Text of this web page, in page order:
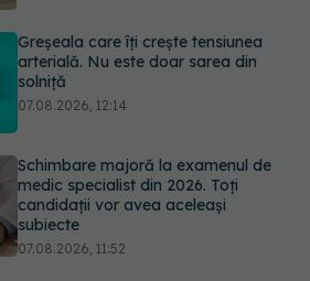
Schimbare majoră la examenul de
medic specialist din 2026. Toți
candidații vor avea aceleași
subiecte
Ashwagandha: 4 efecte adverse
potențial grave
07.08.2026, 11:03